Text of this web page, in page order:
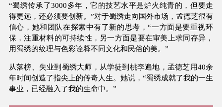
“蜀绣传承了3000多年，它的技艺水平是炉火纯青的，但要走
得更远，还必须要创新。”对于蜀绣走向国外市场，孟德芝很有
信心，她和团队在探索中有了新的思考，“一方面是要重视环
保，注重材料的可持续性，另一方面是要在审美上求同存异，
用蜀绣的纹理与色彩诠释不同文化和民俗的美。”
从落榜、失业到蜀绣大师，从学徒到桃李遍地，孟德芝用40余
年时间创造了指尖上的传奇人生。她说，“蜀绣成就了我的一生
事业，已经融入了我的生命中。”